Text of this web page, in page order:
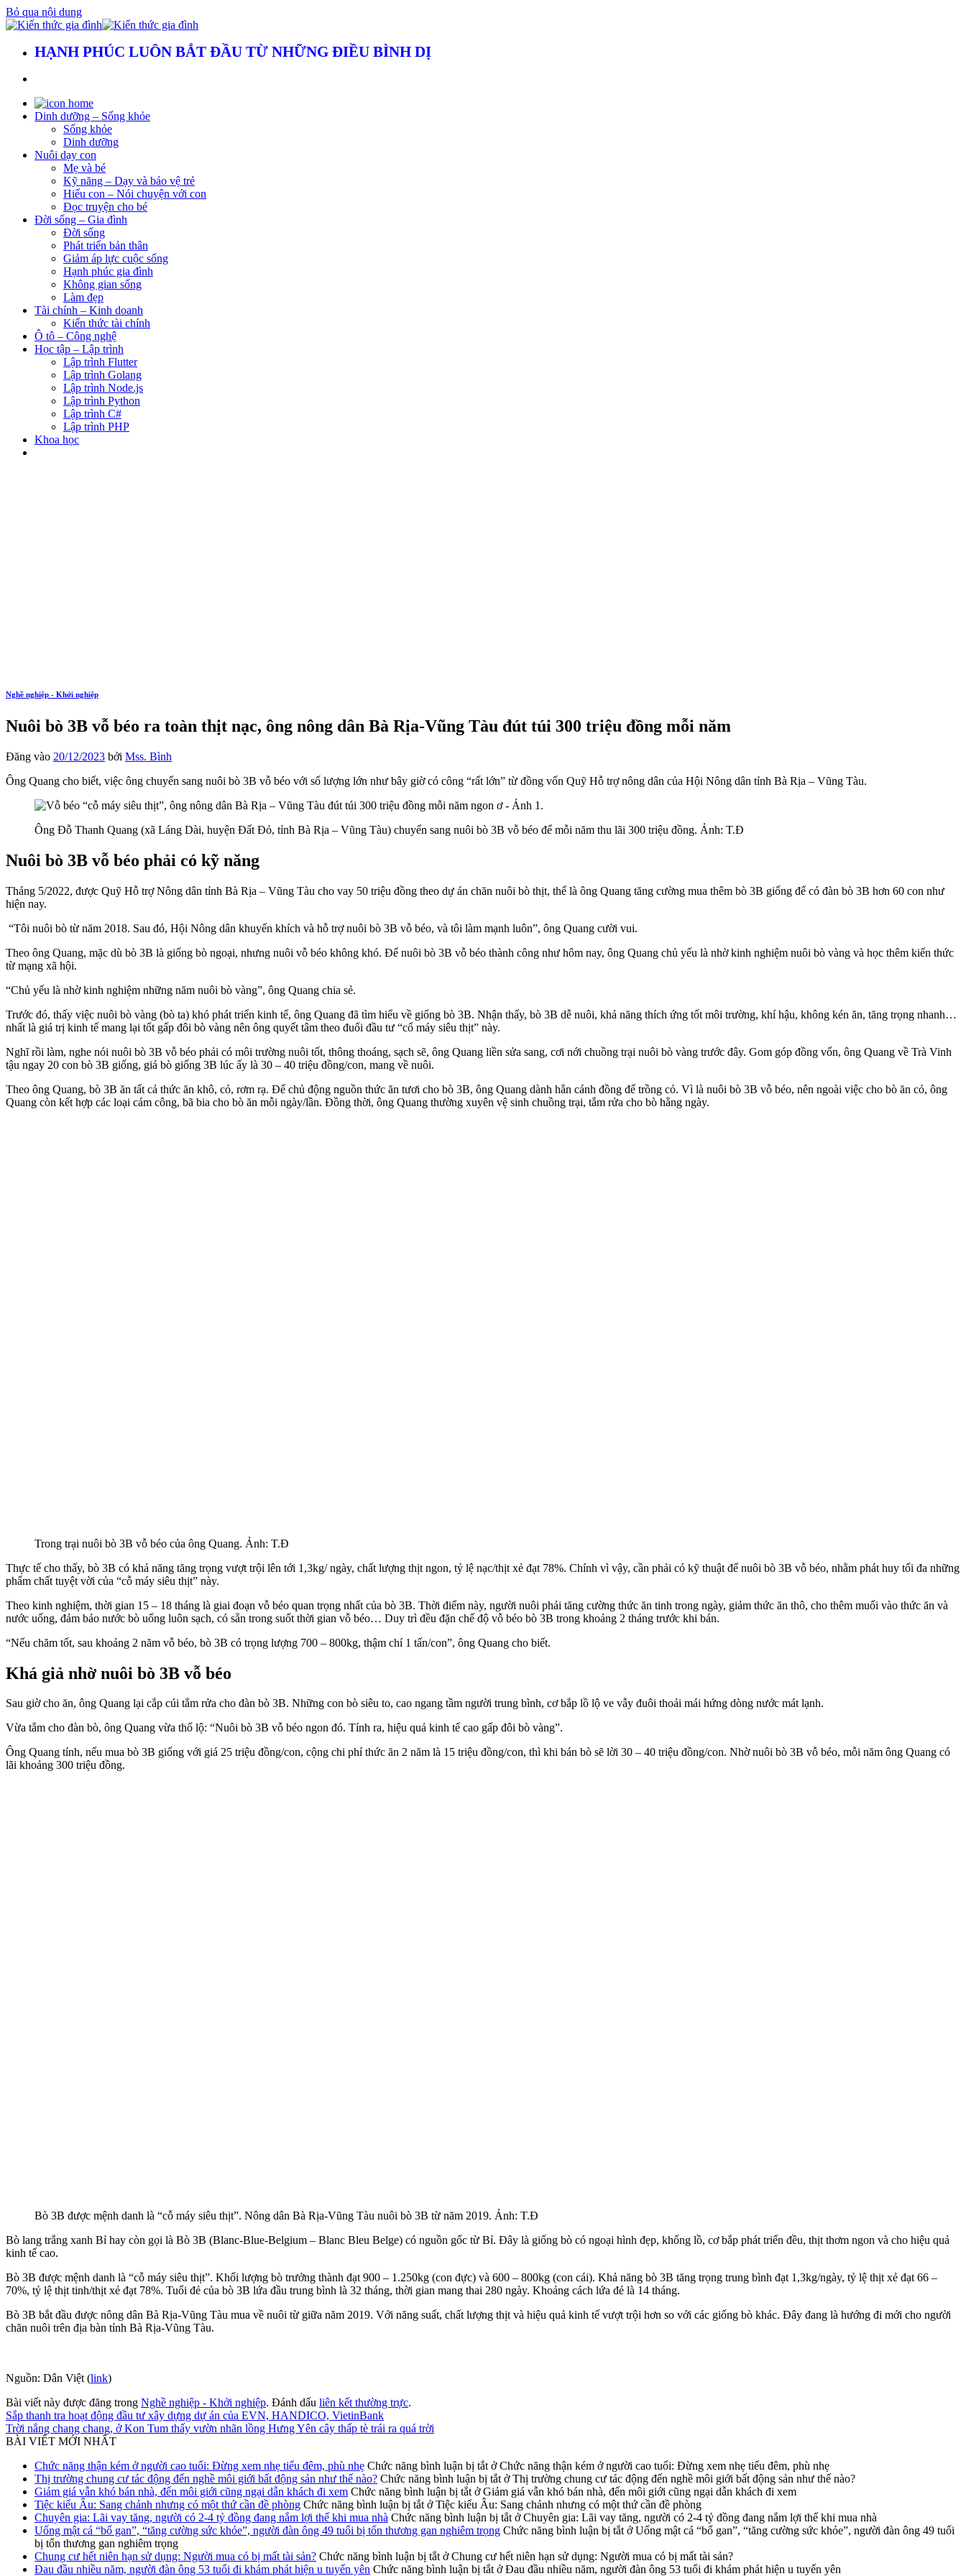
Bỏ qua nội dung
HẠNH PHÚC LUÔN BẮT ĐẦU TỪ NHỮNG ĐIỀU BÌNH DỊ
Dinh dưỡng – Sống khỏe
Sống khỏe
Dinh dưỡng
Nuôi dạy con
Mẹ và bé
Kỹ năng – Dạy và bảo vệ trẻ
Hiểu con – Nói chuyện với con
Đọc truyện cho bé
Đời sống – Gia đình
Đời sống
Phát triển bản thân
Giảm áp lực cuộc sống
Hạnh phúc gia đình
Không gian sống
Làm đẹp
Tài chính – Kinh doanh
Kiến thức tài chính
Ô tô – Công nghệ
Học tập – Lập trình
Lập trình Flutter
Lập trình Golang
Lập trình Node.js
Lập trình Python
Lập trình C#
Lập trình PHP
Khoa học
Nghề nghiệp - Khởi nghiệp
Nuôi bò 3B vỗ béo ra toàn thịt nạc, ông nông dân Bà Rịa-Vũng Tàu đút túi 300 triệu đồng mỗi năm
Đăng vào 20/12/2023 bởi Mss. Bình
Ông Quang cho biết, việc ông chuyển sang nuôi bò 3B vỗ béo với số lượng lớn như bây giờ có công “rất lớn” từ đồng vốn Quỹ Hỗ trợ nông dân của Hội Nông dân tỉnh Bà Rịa – Vũng Tàu.
Ông Đỗ Thanh Quang (xã Láng Dài, huyện Đất Đỏ, tỉnh Bà Rịa – Vũng Tàu) chuyển sang nuôi bò 3B vỗ béo để mỗi năm thu lãi 300 triệu đồng. Ảnh: T.Đ
Nuôi bò 3B vỗ béo phải có kỹ năng
Tháng 5/2022, được Quỹ Hỗ trợ Nông dân tỉnh Bà Rịa – Vũng Tàu cho vay 50 triệu đồng theo dự án chăn nuôi bò thịt, thế là ông Quang tăng cường mua thêm bò 3B giống để có đàn bò 3B hơn 60 con như
hiện nay.
“Tôi nuôi bò từ năm 2018. Sau đó, Hội Nông dân khuyến khích và hỗ trợ nuôi bò 3B vỗ béo, và tôi làm mạnh luôn”, ông Quang cười vui.
Theo ông Quang, mặc dù bò 3B là giống bò ngoại, nhưng nuôi vỗ béo không khó. Để nuôi bò 3B vỗ béo thành công như hôm nay, ông Quang chủ yếu là nhờ kinh nghiệm nuôi bò vàng và học thêm kiến thức
từ mạng xã hội.
“Chủ yếu là nhờ kinh nghiệm những năm nuôi bò vàng”, ông Quang chia sẻ.
Trước đó, thấy việc nuôi bò vàng (bò ta) khó phát triển kinh tế, ông Quang đã tìm hiểu về giống bò 3B. Nhận thấy, bò 3B dễ nuôi, khả năng thích ứng tốt môi trường, khí hậu, không kén ăn, tăng trọng nhanh…
nhất là giá trị kinh tế mang lại tốt gấp đôi bò vàng nên ông quyết tâm theo đuổi đầu tư “cổ máy siêu thịt” này.
Nghĩ rồi làm, nghe nói nuôi bò 3B vỗ béo phải có môi trường nuôi tốt, thông thoáng, sạch sẽ, ông Quang liền sửa sang, cơi nới chuồng trại nuôi bò vàng trước đây. Gom góp đồng vốn, ông Quang về Trà Vinh
tậu ngay 20 con bò 3B giống, giá bò giống 3B lúc ấy là 30 – 40 triệu đồng/con, mang về nuôi.
Theo ông Quang, bò 3B ăn tất cả thức ăn khô, cỏ, rơm rạ. Để chủ động nguồn thức ăn tươi cho bò 3B, ông Quang dành hẳn cánh đồng để trồng cỏ. Vì là nuôi bò 3B vỗ béo, nên ngoài việc cho bò ăn cỏ, ông
Quang còn kết hợp các loại cám công, bã bia cho bò ăn mỗi ngày/lần. Đồng thời, ông Quang thường xuyên vệ sinh chuồng trại, tắm rửa cho bò hằng ngày.
Trong trại nuôi bò 3B vỗ béo của ông Quang. Ảnh: T.Đ
Thực tế cho thấy, bò 3B có khả năng tăng trọng vượt trội lên tới 1,3kg/ ngày, chất lượng thịt ngon, tỷ lệ nạc/thịt xẻ đạt 78%. Chính vì vậy, cần phải có kỹ thuật để nuôi bò 3B vỗ béo, nhằm phát huy tối đa những
phẩm chất tuyệt vời của “cỗ máy siêu thịt” này.
Theo kinh nghiệm, thời gian 15 – 18 tháng là giai đoạn vỗ béo quan trọng nhất của bò 3B. Thời điểm này, người nuôi phải tăng cường thức ăn tinh trong ngày, giảm thức ăn thô, cho thêm muối vào thức ăn và
nước uống, đảm bảo nước bò uống luôn sạch, có sẵn trong suốt thời gian vỗ béo… Duy trì đều đặn chế độ vỗ béo bò 3B trong khoảng 2 tháng trước khi bán.
“Nếu chăm tốt, sau khoảng 2 năm vỗ béo, bò 3B có trọng lượng 700 – 800kg, thậm chí 1 tấn/con”, ông Quang cho biết.
Khá giả nhờ nuôi bò 3B vỗ béo
Sau giờ cho ăn, ông Quang lại cắp cúi tắm rửa cho đàn bò 3B. Những con bò siêu to, cao ngang tầm người trung bình, cơ bắp lồ lộ ve vẫy đuôi thoải mái hứng dòng nước mát lạnh.
Vừa tắm cho đàn bò, ông Quang vừa thổ lộ: “Nuôi bò 3B vỗ béo ngon đó. Tính ra, hiệu quả kinh tế cao gấp đôi bò vàng”.
Ông Quang tính, nếu mua bò 3B giống với giá 25 triệu đồng/con, cộng chi phí thức ăn 2 năm là 15 triệu đồng/con, thì khi bán bò sẽ lời 30 – 40 triệu đồng/con. Nhờ nuôi bò 3B vỗ béo, mỗi năm ông Quang có
lãi khoảng 300 triệu đồng.
Bò 3B được mệnh danh là “cỗ máy siêu thịt”. Nông dân Bà Rịa-Vũng Tàu nuôi bò 3B từ năm 2019. Ảnh: T.Đ
Bò lang trắng xanh Bỉ hay còn gọi là Bò 3B (Blanc-Blue-Belgium – Blanc Bleu Belge) có nguồn gốc từ Bỉ. Đây là giống bò có ngoại hình đẹp, khổng lồ, cơ bắp phát triển đều, thịt thơm ngon và cho hiệu quả
kinh tế cao.
Bò 3B được mệnh danh là “cỗ máy siêu thịt”. Khối lượng bò trưởng thành đạt 900 – 1.250kg (con đực) và 600 – 800kg (con cái). Khả năng bò 3B tăng trọng trung bình đạt 1,3kg/ngày, tỷ lệ thịt xẻ đạt 66 –
70%, tỷ lệ thịt tinh/thịt xẻ đạt 78%. Tuổi đẻ của bò 3B lứa đầu trung bình là 32 tháng, thời gian mang thai 280 ngày. Khoảng cách lứa đẻ là 14 tháng.
Bò 3B bắt đầu được nông dân Bà Rịa-Vũng Tàu mua về nuôi từ giữa năm 2019. Với năng suất, chất lượng thịt và hiệu quả kinh tế vượt trội hơn so với các giống bò khác. Đây đang là hướng đi mới cho người
chăn nuôi trên địa bàn tỉnh Bà Rịa-Vũng Tàu.
Nguồn: Dân Việt (link)
Bài viết này được đăng trong Nghề nghiệp - Khởi nghiệp. Đánh dấu liên kết thường trực.
Sắp thanh tra hoạt động đầu tư xây dựng dự án của EVN, HANDICO, VietinBank
Trời nắng chang chang, ở Kon Tum thấy vườn nhãn lồng Hưng Yên cây thấp tè trái ra quá trời
BÀI VIẾT MỚI NHẤT
Chức năng thận kém ở người cao tuổi: Đừng xem nhẹ tiểu đêm, phù nhẹ Chức năng bình luận bị tắtở Chức năng thận kém ở người cao tuổi: Đừng xem nhẹ tiểu đêm, phù nhẹ
Thị trường chung cư tác động đến nghề môi giới bất động sản như thế nào? Chức năng bình luận bị tắtở Thị trường chung cư tác động đến nghề môi giới bất động sản như thế nào?
Giảm giá vẫn khó bán nhà, đến môi giới cũng ngại dẫn khách đi xem Chức năng bình luận bị tắtở Giảm giá vẫn khó bán nhà, đến môi giới cũng ngại dẫn khách đi xem
Tiệc kiểu Âu: Sang chảnh nhưng có một thứ cần đề phòng Chức năng bình luận bị tắtở Tiệc kiểu Âu: Sang chảnh nhưng có một thứ cần đề phòng
Chuyên gia: Lãi vay tăng, người có 2-4 tỷ đồng đang nắm lợi thế khi mua nhà Chức năng bình luận bị tắtở Chuyên gia: Lãi vay tăng, người có 2-4 tỷ đồng đang nắm lợi thế khi mua nhà
Uống mật cá “bổ gan”, “tăng cường sức khỏe”, người đàn ông 49 tuổi bị tổn thương gan nghiêm trọng Chức năng bình luận bị tắtở Uống mật cá “bổ gan”, “tăng cường sức khỏe”, người đàn ông 49 tuổi
bị tổn thương gan nghiêm trọng
Chung cư hết niên hạn sử dụng: Người mua có bị mất tài sản? Chức năng bình luận bị tắtở Chung cư hết niên hạn sử dụng: Người mua có bị mất tài sản?
Đau đầu nhiều năm, người đàn ông 53 tuổi đi khám phát hiện u tuyến yên Chức năng bình luận bị tắtở Đau đầu nhiều năm, người đàn ông 53 tuổi đi khám phát hiện u tuyến yên